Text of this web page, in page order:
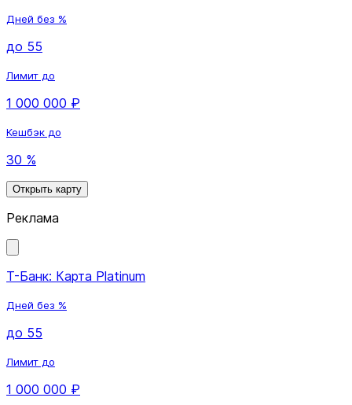
Дней без %
до 55
Лимит до
1 000 000 ₽
Кешбэк до
30 %
Открыть карту
Реклама
Т-Банк: Карта Platinum
Дней без %
до 55
Лимит до
1 000 000 ₽